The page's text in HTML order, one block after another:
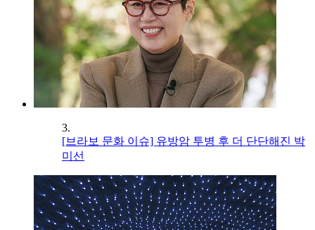
3.
[브라보 문화 이슈] 유방암 투병 후 더 단단해진 박
미선